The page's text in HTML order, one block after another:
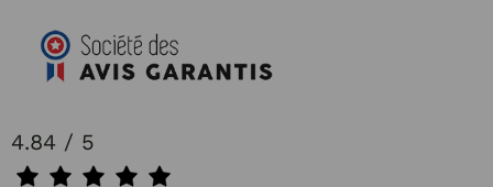
4.84 / 5